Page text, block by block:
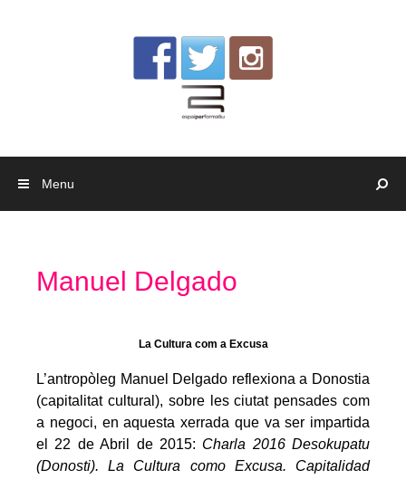
Menu
Manuel Delgado
La Cultura com a Excusa
L’antropòleg Manuel Delgado reflexiona a Donostia
(capitalitat cultural), sobre les ciutat pensades com
a negoci, en aquesta xerrada que va ser impartida
el 22 de Abril de 2015: Charla 2016 Desokupatu
(Donosti).La Cultura como Excusa. Capitalidad